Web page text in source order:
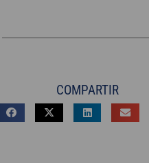
COMPARTIR